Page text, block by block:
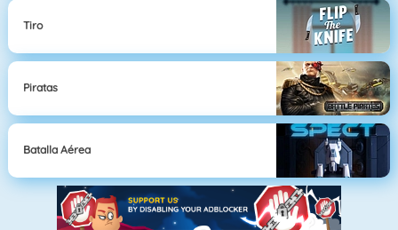
Tiro
Piratas
Batalla Aérea